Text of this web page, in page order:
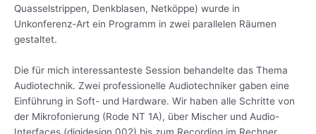
Quasselstrippen, Denkblasen, Netköppe) wurde in
Unkonferenz-Art ein Programm in zwei parallelen Räumen
gestaltet.
Die für mich interessanteste Session behandelte das Thema
Audiotechnik. Zwei professionelle Audiotechniker gaben eine
Einführung in Soft- und Hardware. Wir haben alle Schritte von
der Mikrofonierung (Rode NT 1A), über Mischer und Audio-